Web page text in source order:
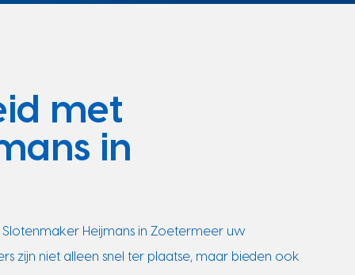
met
in
Heijmans in Zoetermeer uw
zijn niet alleen snel ter plaatse, maar bieden ook